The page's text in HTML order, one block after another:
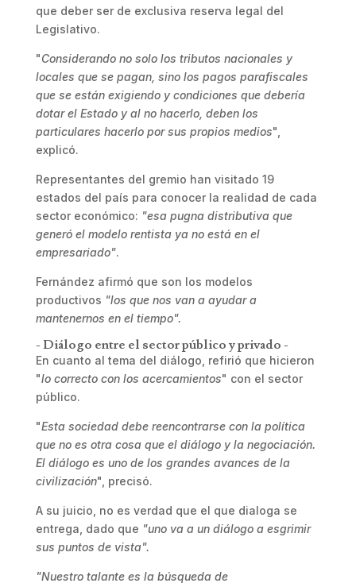
que deber ser de exclusiva reserva legal del
Legislativo.
"Considerando no solo los tributos nacionales y
locales que se pagan, sino los pagos parafiscales
que se están exigiendo y condiciones que debería
dotar el Estado y al no hacerlo, deben los
particulares hacerlo por sus propios medios",
explicó.
Representantes del gremio han visitado 19
estados del país para conocer la realidad de cada
sector económico: "esa pugna distributiva que
generó el modelo rentista ya no está en el
empresariado".
Fernández afirmó que son los modelos
productivos "los que nos van a ayudar a
mantenernos en el tiempo".
- Diálogo entre el sector público y privado -
En cuanto al tema del diálogo, refirió que hicieron
"lo correcto con los acercamientos" con el sector
público.
"Esta sociedad debe reencontrarse con la política
que no es otra cosa que el diálogo y la negociación.
El diálogo es uno de los grandes avances de la
civilización", precisó.
A su juicio, no es verdad que el que dialoga se
entrega, dado que "uno va a un diálogo a esgrimir
sus puntos de vista".
"Nuestro talante es la búsqueda de